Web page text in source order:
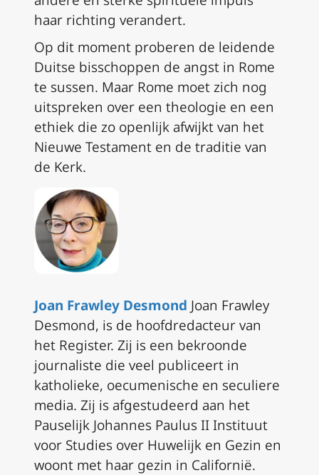
haar richting verandert.
Op dit moment proberen de leidende
Duitse bisschoppen de angst in Rome
te sussen. Maar Rome moet zich nog
uitspreken over een theologie en een
ethiek die zo openlijk afwijkt van het
Nieuwe Testament en de traditie van
de Kerk.
Joan Frawley Desmond Joan Frawley
Desmond, is de hoofdredacteur van
het Register. Zij is een bekroonde
journaliste die veel publiceert in
katholieke, oecumenische en seculiere
media. Zij is afgestudeerd aan het
Pauselijk Johannes Paulus II Instituut
voor Studies over Huwelijk en Gezin en
woont met haar gezin in Californië.